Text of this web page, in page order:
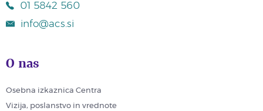
01 5842 560
info@acs.si
O nas
Osebna izkaznica Centra
Vizija, poslanstvo in vrednote